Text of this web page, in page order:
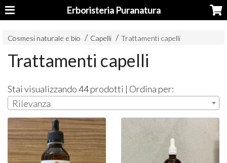
Erboristeria Puranatura
Cosmesi naturale e bio Capelli Trattamenti capelli
Trattamenti capelli
Stai visualizzando 44 prodotti | Ordina per:
Rilevanza